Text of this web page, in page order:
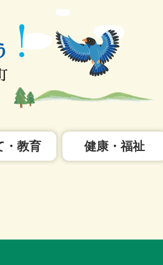
・教育 健康・福祉